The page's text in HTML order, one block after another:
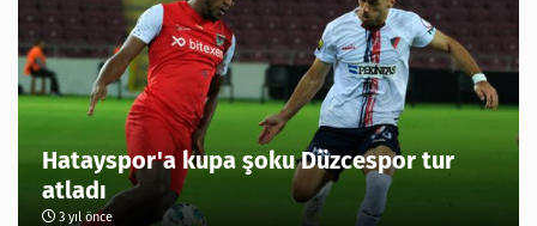
Hatayspor'a kupa şoku Düzcespor tur
atladı
3 yıl önce